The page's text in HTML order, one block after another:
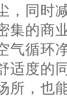
，同时
集的商
气循环
适度的
所，也